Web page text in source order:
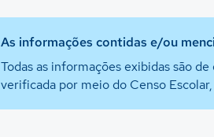
As informações contidas e/ou
Todas as informações exibidas são
verificada por meio do Censo